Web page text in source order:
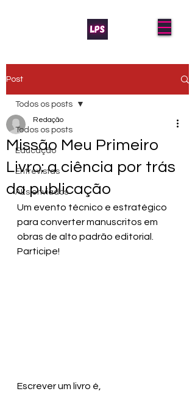
Post
Todos os posts
Educação
Entrevistas
AL's enviados
Todos os posts
Missão Meu Primeiro
Livro: a ciência por trás
da publicação
Redação
Um evento técnico e estratégico
para converter manuscritos em
obras de alto padrão editorial.
Participe!
Escrever um livro é,